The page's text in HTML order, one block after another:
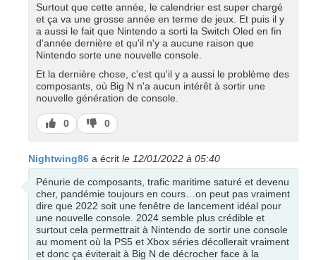
Surtout que cette année, le calendrier est super chargé
et ça va une grosse année en terme de jeux. Et puis il y
a aussi le fait que Nintendo a sorti la Switch Oled en fin
d'année dernière et qu'il n'y a aucune raison que
Nintendo sorte une nouvelle console.
Et la dernière chose, c'est qu'il y a aussi le problème des
composants, où Big N n'a aucun intérêt à sortir une
nouvelle génération de console.
J’aime
0
J’aime
pas
0
Nightwing86 a écrit le 12/01/2022 à 05:40
Pénurie de composants, trafic maritime saturé et devenu
cher, pandémie toujours en cours…on peut pas vraiment
dire que 2022 soit une fenêtre de lancement idéal pour
une nouvelle console. 2024 semble plus crédible et
surtout cela permettrait à Nintendo de sortir une console
au moment où la PS5 et Xbox séries décollerait vraiment
et donc ça éviterait à Big N de décrocher face à la